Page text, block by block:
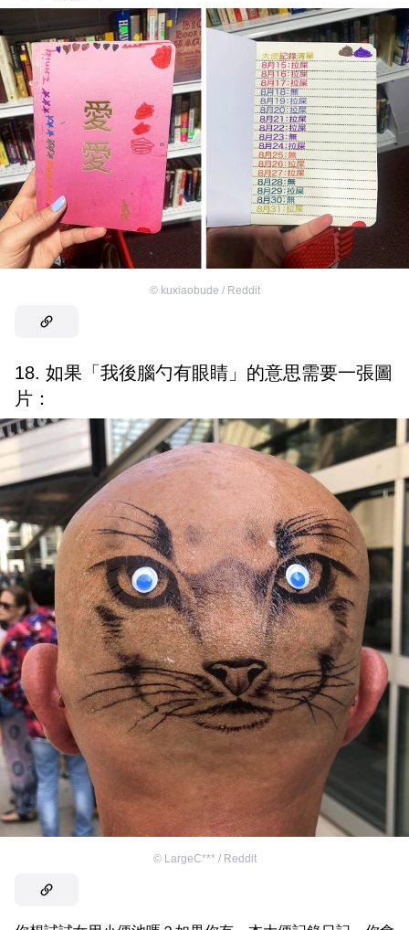
© kuxiaobude / Reddit
18. 如果「我後腦勺有眼睛」的意思需要一張圖
片：
© LargeC*** / Reddit